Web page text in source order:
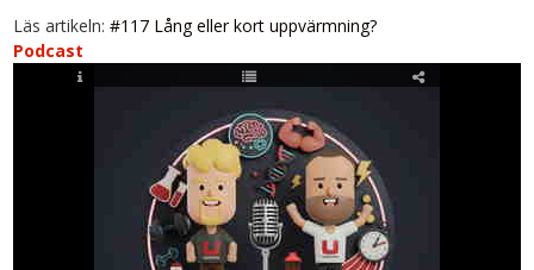
Läs artikeln:#117 Lång eller kort uppvärmning?
Podcast